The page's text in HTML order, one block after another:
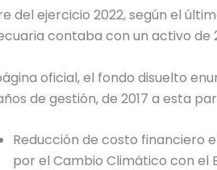
del ejercicio 2022, según el
contaba con un activo de
oficial, el fondo disuelto
de gestión, de 2017 a esta
Reducción de costo financiero
por el Cambio Climático con el